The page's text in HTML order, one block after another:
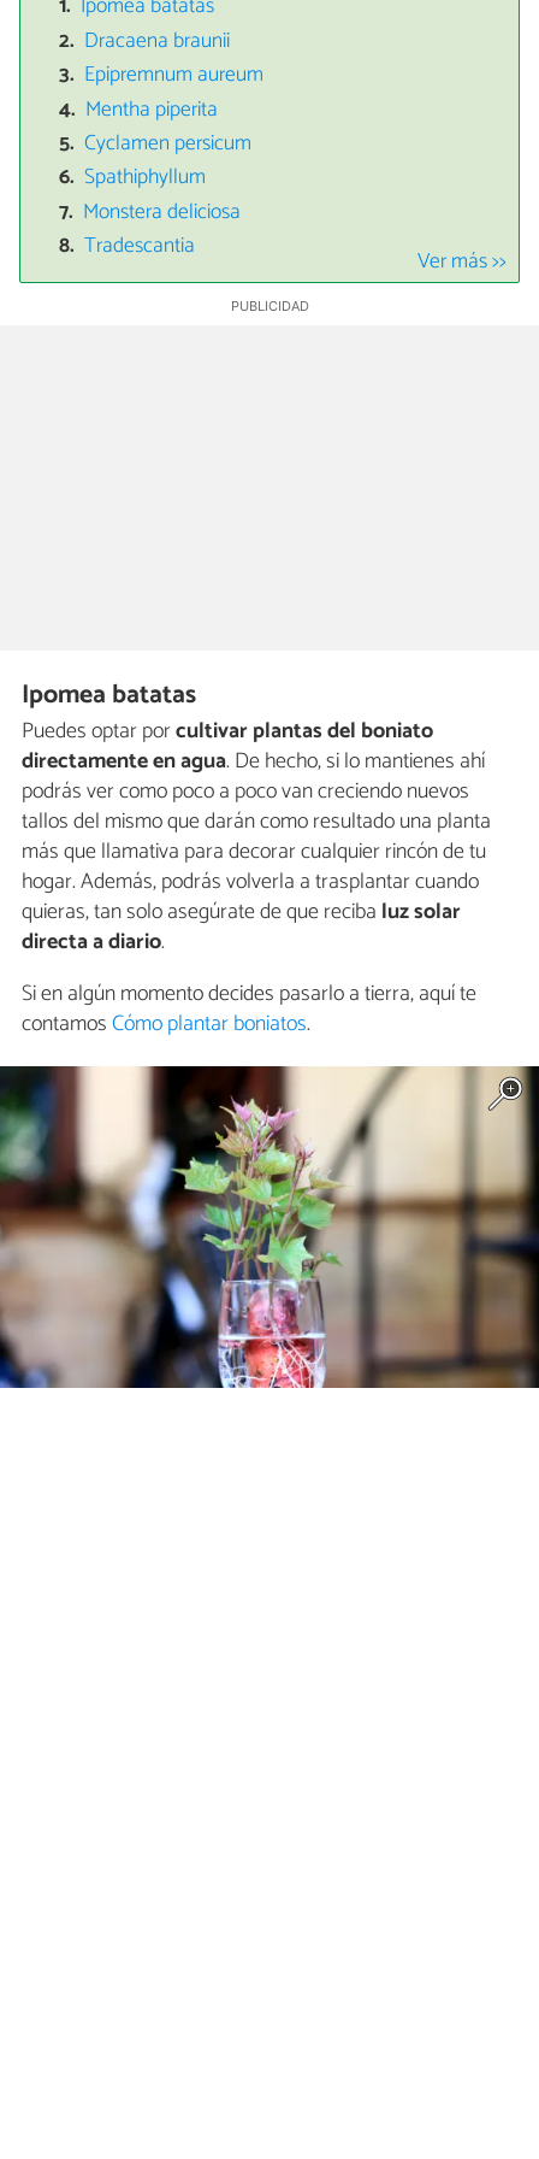
Ipomea batatas
Dracaena braunii
Epipremnum aureum
Mentha piperita
Cyclamen persicum
Spathiphyllum
Monstera deliciosa
Tradescantia
Ver más >>
Ipomea batatas
Puedes optar porcultivar plantas del boniato
directamente en agua. De hecho, si lo mantienes ahí
podrás ver como poco a poco van creciendo nuevos
tallos del mismo que darán como resultado una planta
más que llamativa para decorar cualquier rincón de tu
hogar. Además, podrás volverla a trasplantar cuando
quieras, tan solo asegúrate de que reciba luz solar
directa a diario.
Si en algún momento decides pasarlo a tierra, aquí te
contamosCómo plantar boniatos.